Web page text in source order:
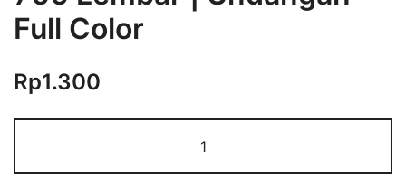
Full Color
Rp1.300